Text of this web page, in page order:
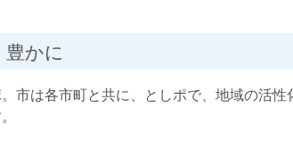
かに
市は各市町と共に、としポで、地域の活性